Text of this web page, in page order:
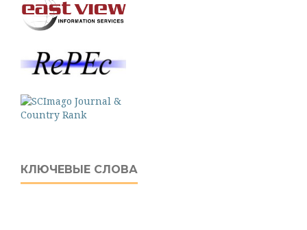
КЛЮЧЕВЫЕ СЛОВА